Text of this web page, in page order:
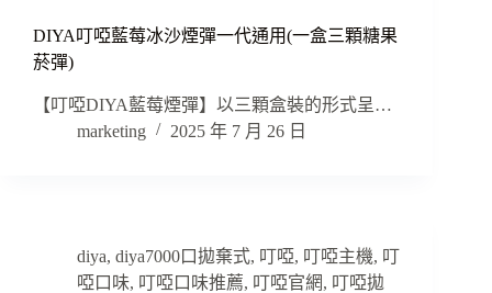
DIYA叮啞藍莓冰沙煙彈一代通用(一盒三顆糖果
菸彈)
【叮啞DIYA藍莓煙彈】以三顆盒裝的形式呈…
marketing
2025 年 7 月 26 日
diya, diya7000口拋棄式, 叮啞, 叮啞主機, 叮
啞口味, 叮啞口味推薦, 叮啞官網, 叮啞拋